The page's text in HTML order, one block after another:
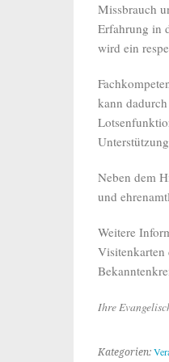
Missbrauch
Erfahrung in
wird ein
kann
Neben dem
und
Weitere
Visitenkarten
Ihre
Kategorien: